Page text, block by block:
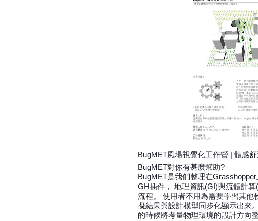
BugMET風場視覺化工作營 | 體感
BugMET對你有甚麼幫助?
BugMET是我們整理在
GH插件， 地理資訊(GI)與流體計
流程。 使用者不用為需要學習其他
擬結果與設計模型同步化顯示出來
的時候將考量物理環境的設計方向